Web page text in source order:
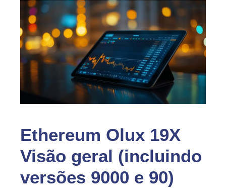
Ethereum Olux 19X
Visão geral (incluindo
versões 9000 e 90)